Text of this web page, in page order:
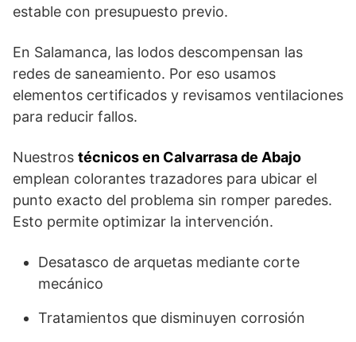
estable con presupuesto previo.
En Salamanca, las lodos descompensan las
redes de saneamiento. Por eso usamos
elementos certificados y revisamos ventilaciones
para reducir fallos.
Nuestros técnicos en Calvarrasa de Abajo
emplean colorantes trazadores para ubicar el
punto exacto del problema sin romper paredes.
Esto permite optimizar la intervención.
Desatasco de arquetas mediante corte
mecánico
Tratamientos que disminuyen corrosión